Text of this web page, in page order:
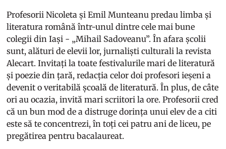
Profesorii Nicoleta și Emil Munteanu predau limba și
literatura română într-unul dintre cele mai bune
colegii din Iași - „Mihail Sadoveanu”. În afara școlii
sunt, alături de elevii lor, jurnaliști culturali la revista
Alecart. Invitați la toate festivalurile mari de literatură
și poezie din țară, redacția celor doi profesori ieșeni a
devenit o veritabilă școală de literatură. În plus, de câte
ori au ocazia, invită mari scriitori la ore. Profesorii cred
că un bun mod de a distruge dorința unui elev de a citi
este să te concentrezi, în toți cei patru ani de liceu, pe
pregătirea pentru bacalaureat.